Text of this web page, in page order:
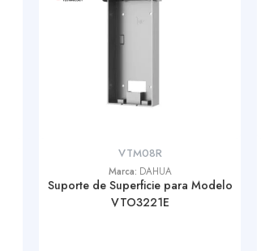
VTM08R
Marca: DAHUA
Suporte de Superficie para Modelo
VTO3221E